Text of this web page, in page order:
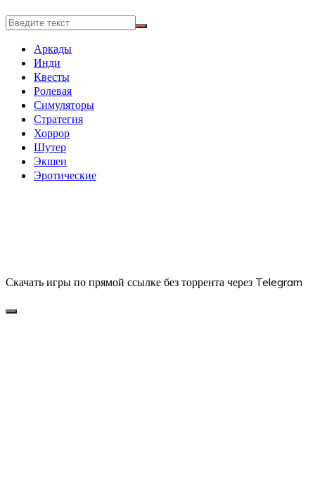
Аркады
Инди
Квесты
Ролевая
Симуляторы
Стратегия
Хоррор
Шутер
Экшен
Эротические
Скачать игры по прямой ссылке без торрента через Telegram